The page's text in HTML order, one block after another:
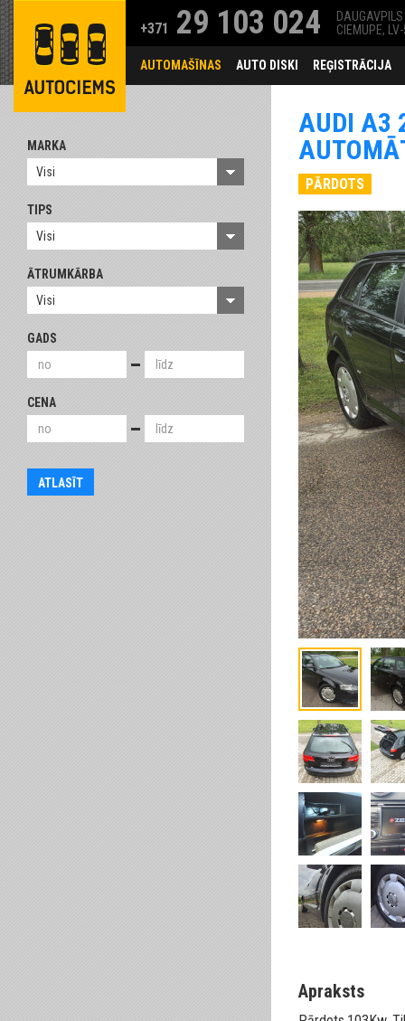
+371 29 103 024
CIEMUPE,
AUTOMAŠĪNAS AUTO DISKI REĢISTRĀCIJA
MARKA
Visi
TIPS
Visi
ĀTRUMKĀRBA
Visi
GADS
CENA
AUDI A3
PĀRDOTS
Apraksts